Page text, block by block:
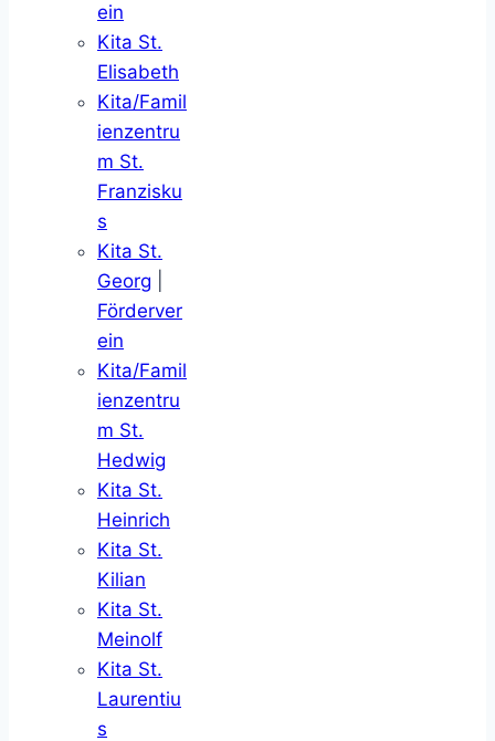
ein
Kita St.
Elisabeth
Kita/Famil
ienzentru
m St.
Franzisku
s
Kita St.
Georg
Förderver
ein
Kita/Famil
ienzentru
m St.
Hedwig
Kita St.
Heinrich
Kita St.
Kilian
Kita St.
Meinolf
Kita St.
Laurentiu
s